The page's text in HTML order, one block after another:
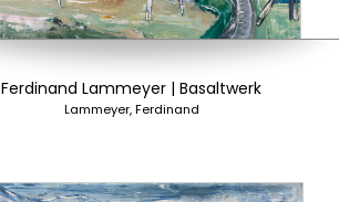
Ferdinand Lammeyer | Basaltwerk
Lammeyer, Ferdinand